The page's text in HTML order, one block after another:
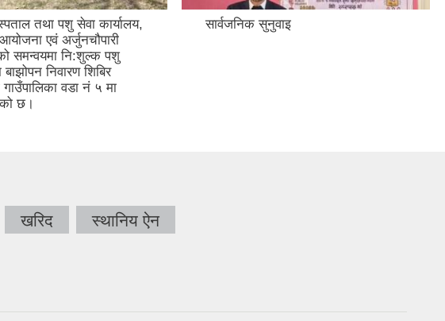
तथा पशु सेवा कार्यालय,
एवं अर्जुनचौपारी
समन्वयमा नि:शुल्क पशु
निवारण शिबिर
गाउँपालिका वडा नं ५ मा
छ।
सार्वजनिक सुनुवाइ
खरिद स्थानिय ऐन